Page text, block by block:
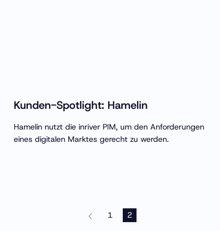
Kunden-Spotlight: Hamelin
Hamelin nutzt die inriver PIM, um den Anforderungen
eines digitalen Marktes gerecht zu werden.
1 2